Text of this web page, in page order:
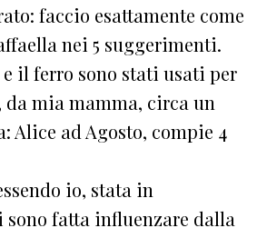
faccio esattamente come
nei 5 suggerimenti.
e il ferro sono stati usati per
mia mamma, circa un
Alice ad Agosto, compie 4
io, stata in
fatta influenzare dalla